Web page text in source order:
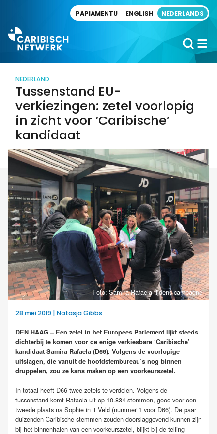
PAPIAMENTU ENGLISH NEDERLANDS
NEDERLAND
Tussenstand EU-
verkiezingen: zetel voorlopig
in zicht voor ‘Caribische’
kandidaat
Foto: Samira Rafaela tijdens campagne
28 mei 2019 | Natasja Gibbs
DEN HAAG – Een zetel in het Europees Parlement lijkt steeds
dichterbij te komen voor de enige verkiesbare ‘Caribische’
kandidaat Samira Rafaela (D66). Volgens de voorlopige
uitslagen, die vanuit de hoofdstembureau’s nog binnen
druppelen, zou ze kans maken op een voorkeurszetel.
In totaal heeft D66 twee zetels te verdelen. Volgens de
tussenstand komt Rafaela uit op 10.834 stemmen, goed voor een
tweede plaats na Sophie in ‘t Veld (nummer 1 voor D66). De paar
duizenden Caribische stemmen zouden doorslaggevend kunnen zijn
bij het binnenhalen van een voorkeurszetel, blijkt bij de telling